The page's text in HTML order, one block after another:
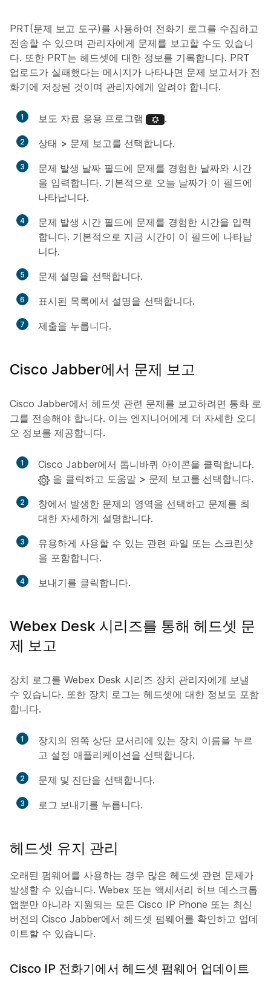
PRT(문제 보고 도구)를 사용하여 전화기 로그를 수집하고
전송할 수 있으며 관리자에게 문제를 보고할 수도 있습니
다. 또한 PRT는 헤드셋에 대한 정보를 기록합니다. PRT
업로드가 실패했다는 메시지가 나타나면 문제 보고서가 전
화기에 저장된 것이며 관리자에게 알려야 합니다.
1 보도 자료 응용 프로그램 .
2 상태 > 문제 보고를 선택합니다.
3 문제 발생 날짜 필드에 문제를 경험한 날짜와 시간
을 입력합니다. 기본적으로 오늘 날짜가 이 필드에
나타납니다.
4 문제 발생 시간 필드에 문제를 경험한 시간을 입력
합니다. 기본적으로 지금 시간이 이 필드에 나타납
니다.
5 문제 설명을 선택합니다.
6 표시된 목록에서 설명을 선택합니다.
7 제출을 누릅니다.
Cisco Jabber에서 문제 보고
Cisco Jabber에서 헤드셋 관련 문제를 보고하려면 통화 로
그를 전송해야 합니다. 이는 엔지니어에게 더 자세한 오디
오 정보를 제공합니다.
1
Cisco Jabber에서 톱니바퀴 아이콘을 클릭합니다.
을 클릭하고 도움말 > 문제 보고를 선택합니다.
2
창에서 발생한 문제의 영역을 선택하고 문제를 최
대한 자세하게 설명합니다.
3
유용하게 사용할 수 있는 관련 파일 또는 스크린샷
을 포함합니다.
4 보내기를 클릭합니다.
Webex Desk 시리즈를 통해 헤드셋 문
제 보고
장치 로그를 Webex Desk 시리즈 장치 관리자에게 보낼
수 있습니다. 또한 장치 로그는 헤드셋에 대한 정보도 포함
합니다.
1
장치의 왼쪽 상단 모서리에 있는 장치 이름을 누르
고 설정 애플리케이션을 선택합니다.
2 문제 및 진단을 선택합니다.
3 로그 보내기를 누릅니다.
헤드셋 유지 관리
오래된 펌웨어를 사용하는 경우 많은 헤드셋 관련 문제가
발생할 수 있습니다. Webex 또는 액세서리 허브 데스크톱
앱뿐만 아니라 지원되는 모든 Cisco IP Phone 또는 최신
버전의 Cisco Jabber에서 헤드셋 펌웨어를 확인하고 업데
이트할 수 있습니다.
Cisco IP 전화기에서 헤드셋 펌웨어 업데이트